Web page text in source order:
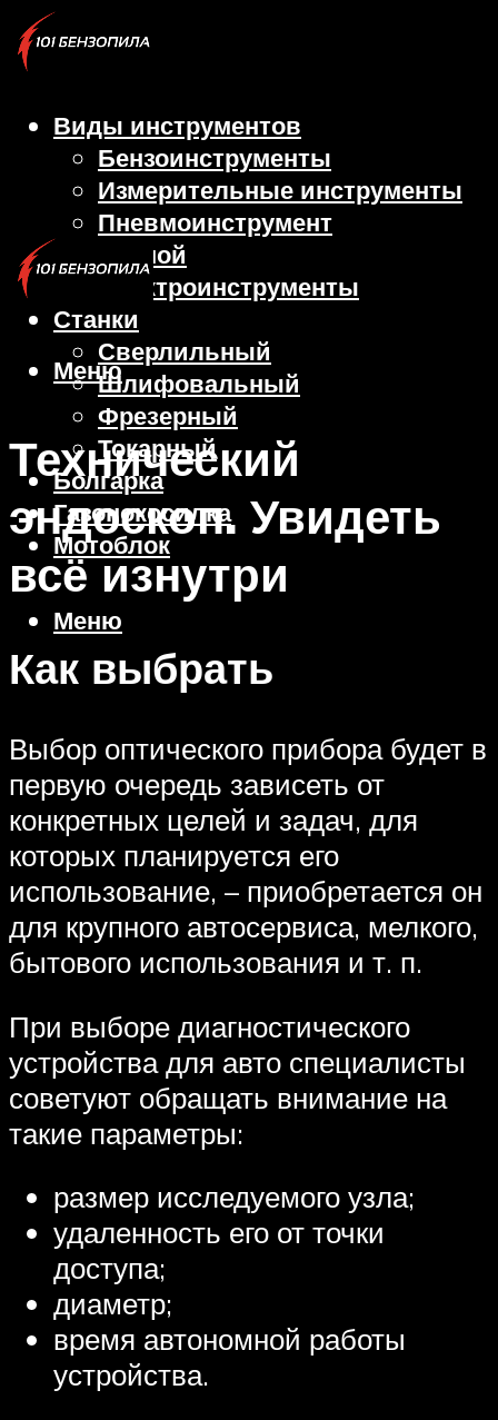
Виды инструментов
Бензоинструменты
Измерительные инструменты
Пневмоинструмент
Ручной
Электроинструменты
Станки
Сверлильный
Шлифовальный
Фрезерный
Токарный
Болгарка
Газонокосилка
Мотоблок
Меню
Меню
Технический
эндоскоп. Увидеть
всё изнутри
Как выбрать
Выбор оптического прибора будет в
первую очередь зависеть от
конкретных целей и задач, для
которых планируется его
использование, – приобретается он
для крупного автосервиса, мелкого,
бытового использования и т. п.
При выборе диагностического
устройства для авто специалисты
советуют обращать внимание на
такие параметры:
размер исследуемого узла;
удаленность его от точки
доступа;
диаметр;
время автономной работы
устройства.